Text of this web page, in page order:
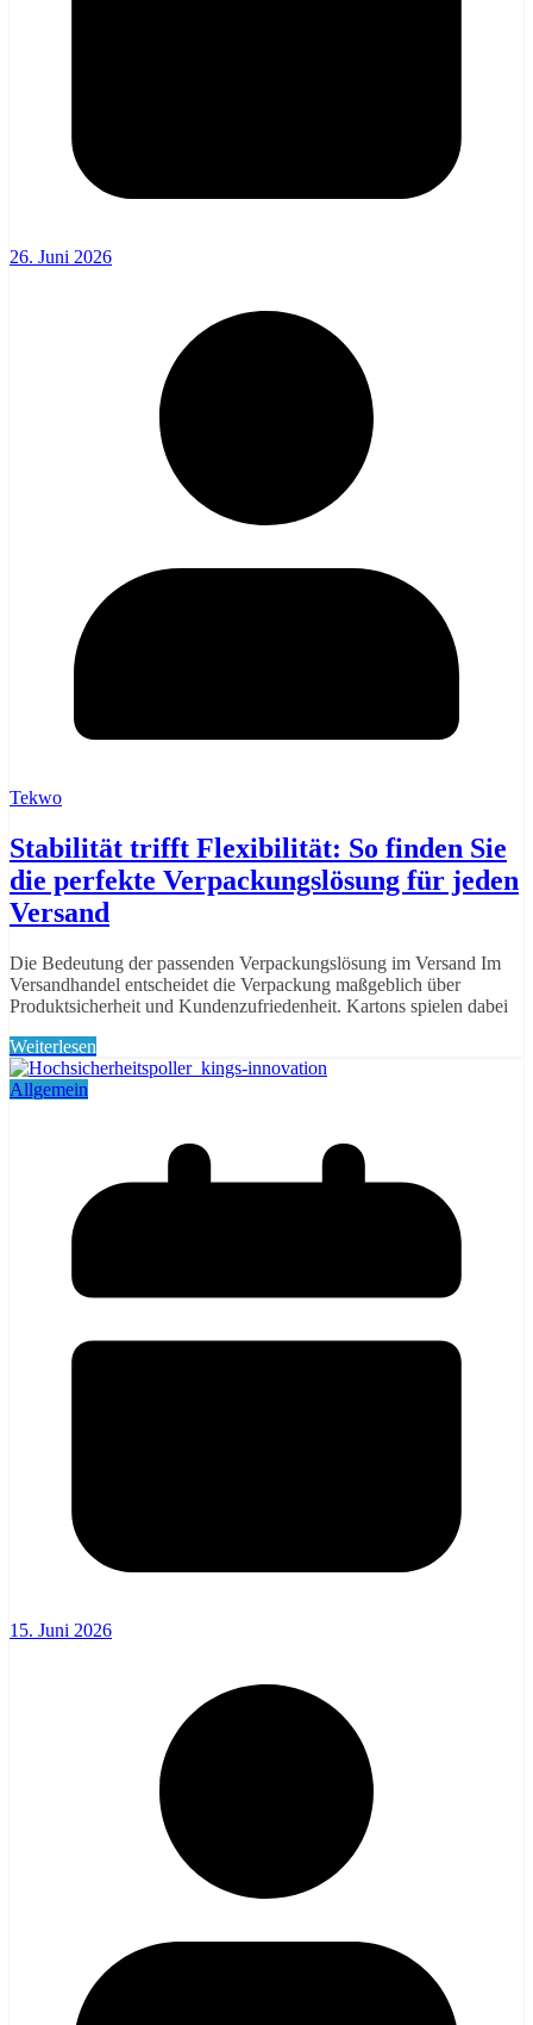
26. Juni 2026
Tekwo
Stabilität trifft Flexibilität: So finden Sie
die perfekte Verpackungslösung für jeden
Versand
Die Bedeutung der passenden Verpackungslösung im Versand Im
Versandhandel entscheidet die Verpackung maßgeblich über
Produktsicherheit und Kundenzufriedenheit. Kartons spielen dabei
Weiterlesen
Allgemein
15. Juni 2026